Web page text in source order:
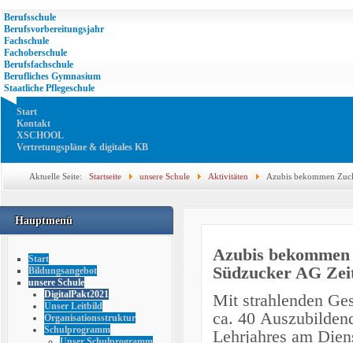
Berufsschule
Berufsvorbereitungsjahr
Fachschule
Fachoberschule
Berufsfachschule
Berufliches Gymnasium
Staatliche Pflegeschule
Start
Kontakt
XSCHOOL
Vertretungspläne & digitales KB
Aktuelle Seite: Startseite unsere Schule Aktivitäten
Azubis bekommen
AG Zeitz
Hauptmenü
Start
Bildungsangebot
unsere Schule
DigitalPakt2021
Unser Leitbild
Organisationsstruktur
Schulprogramm
Azubis
Südzucker AG
Mit strahlenden
ca. 40
Lehrjahres am